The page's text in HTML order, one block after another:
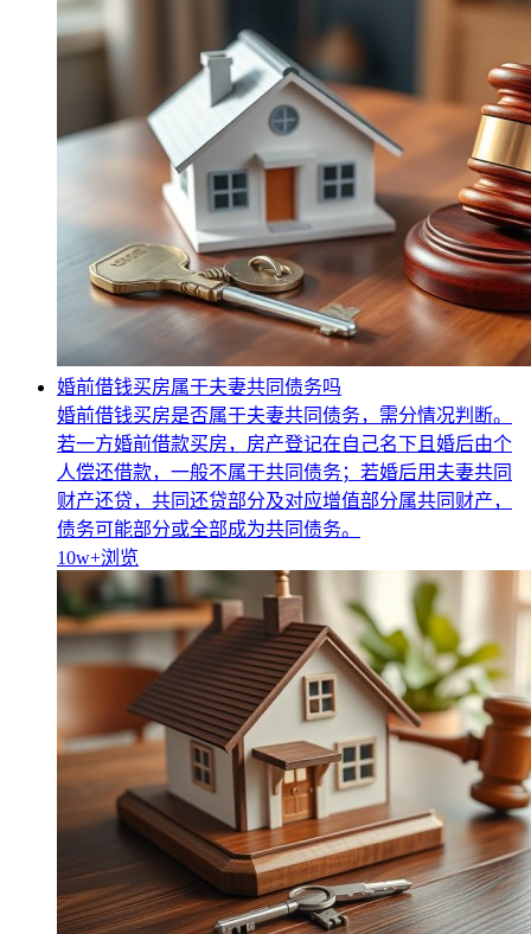
婚前借钱买房属于夫妻共同债务吗
婚前借钱买房是否属于夫妻共同债务，需分情况判断。
若一方婚前借款买房，房产登记在自己名下且婚后由个
人偿还借款，一般不属于共同债务；若婚后用夫妻共同
财产还贷，共同还贷部分及对应增值部分属共同财产，
债务可能部分或全部成为共同债务。
10w+浏览